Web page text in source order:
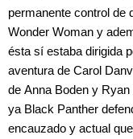
permanente control
Wonder Woman y
ésta sí estaba dirigida
aventura de Carol
de Anna Boden y
ya Black Panther
encauzado y actual